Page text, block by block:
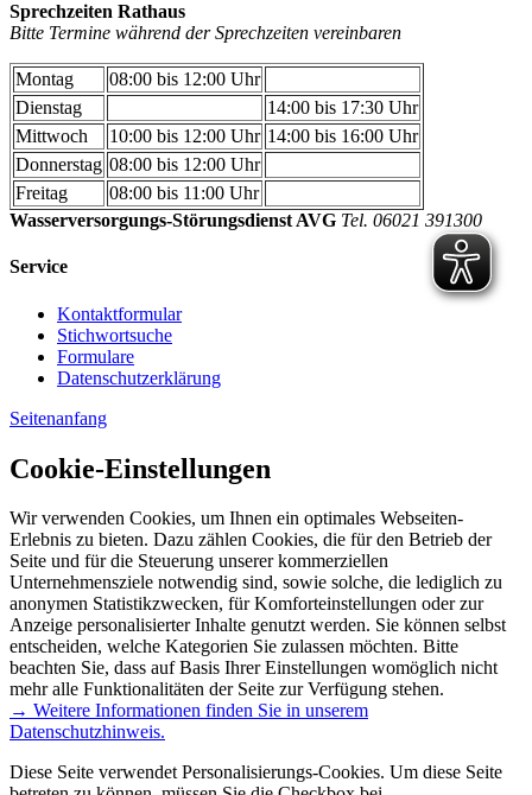
Sprechzeiten Rathaus
Bitte Termine während der Sprechzeiten vereinbaren
Montag
08:00 bis 12:00 Uhr
Dienstag
14:00 bis 17:30 Uhr
Mittwoch
10:00 bis 12:00 Uhr 14:00 bis 16:00 Uhr
Donnerstag 08:00 bis 12:00 Uhr
Freitag
08:00 bis 11:00 Uhr
Wasserversorgungs-Störungsdienst AVG Tel. 06021 391300
Service
Kontaktformular
Stichwortsuche
Formulare
Datenschutzerklärung
Seitenanfang
Cookie-Einstellungen
Wir verwenden Cookies, um Ihnen ein optimales Webseiten-
Erlebnis zu bieten. Dazu zählen Cookies, die für den Betrieb der
Seite und für die Steuerung unserer kommerziellen
Unternehmensziele notwendig sind, sowie solche, die lediglich zu
anonymen Statistikzwecken, für Komforteinstellungen oder zur
Anzeige personalisierter Inhalte genutzt werden. Sie können selbst
entscheiden, welche Kategorien Sie zulassen möchten. Bitte
beachten Sie, dass auf Basis Ihrer Einstellungen womöglich nicht
mehr alle Funktionalitäten der Seite zur Verfügung stehen.
→ Weitere Informationen finden Sie in unserem
Datenschutzhinweis.
Diese Seite verwendet Personalisierungs-Cookies. Um diese Seite